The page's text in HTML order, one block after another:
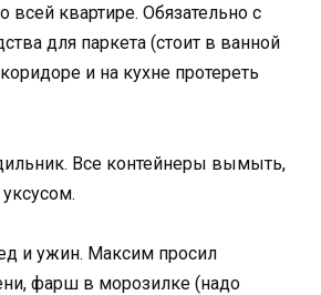
квартире. Обязательно с
для паркета (стоит в ванной
и на кухне протереть
Все контейнеры вымыть,
и ужин. Максим просил
фарш в морозилке (надо